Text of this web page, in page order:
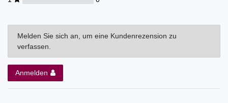
Melden Sie sich an, um eine Kundenrezension zu
verfassen.
Anmelden